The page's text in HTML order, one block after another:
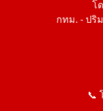
โ
กทม. - ปริ
📞